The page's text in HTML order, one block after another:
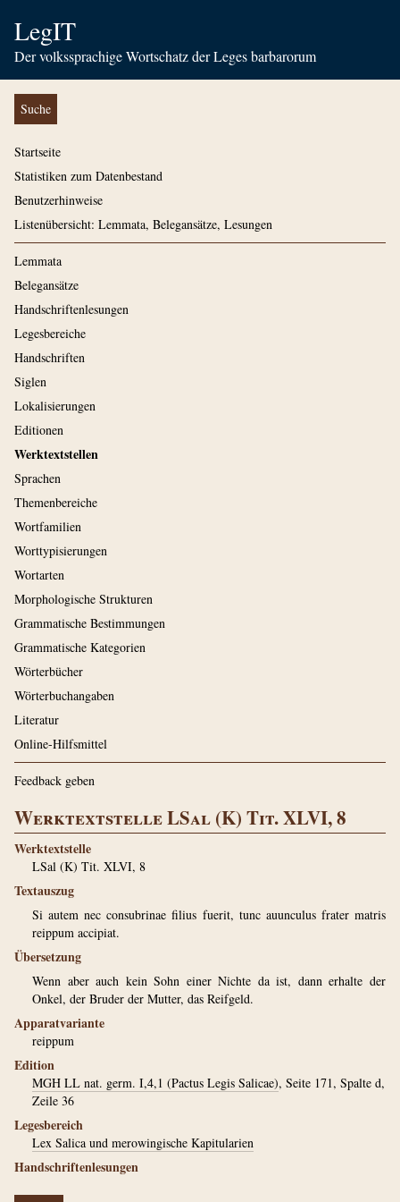
LegIT
Der volkssprachige Wortschatz der Leges barbarorum
Suche
Startseite
Statistiken zum Datenbestand
Benutzerhinweise
Listenübersicht: Lemmata, Belegansätze, Lesungen
Lemmata
Belegansätze
Handschriftenlesungen
Legesbereiche
Handschriften
Siglen
Lokalisierungen
Editionen
Werktextstellen
Sprachen
Themenbereiche
Wortfamilien
Worttypisierungen
Wortarten
Morphologische Strukturen
Grammatische Bestimmungen
Grammatische Kategorien
Wörterbücher
Wörterbuchangaben
Literatur
Online-Hilfsmittel
Feedback geben
Werktextstelle LSal (K) Tit. XLVI, 8
Werktextstelle
LSal (K) Tit. XLVI, 8
Textauszug
Si autem nec consubrinae filius fuerit, tunc auunculus frater matris
reippum accipiat.
Übersetzung
Wenn aber auch kein Sohn einer Nichte da ist, dann erhalte der
Onkel, der Bruder der Mutter, das Reifgeld.
Apparatvariante
reippum
Edition
MGH LL nat. germ. I,4,1 (Pactus Legis Salicae), Seite 171, Spalte d,
Zeile 36
Legesbereich
Lex Salica und merowingische Kapitularien
Handschriftenlesungen